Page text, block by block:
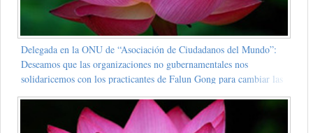
Delegada en la ONU de “Asociación de Ciudadanos del Mundo”:
Deseamos que las organizaciones no gubernamentales nos
solidaricemos con los practicantes de Falun Gong para cambiar las
actitudes del gobierno chino